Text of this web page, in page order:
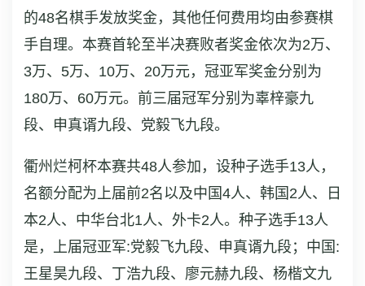
的48名棋手发放奖金，其他任何费用均由参赛棋
手自理。本赛首轮至半决赛败者奖金依次为2万、
3万、5万、10万、20万元，冠亚军奖金分别为
180万、60万元。前三届冠军分别为辜梓豪九
段、申真谞九段、党毅飞九段。
衢州烂柯杯本赛共48人参加，设种子选手13人，
名额分配为上届前2名以及中国4人、韩国2人、日
本2人、中华台北1人、外卡2人。种子选手13人
是，上届冠亚军:党毅飞九段、申真谞九段；中国:
王星昊九段、丁浩九段、廖元赫九段、杨楷文九